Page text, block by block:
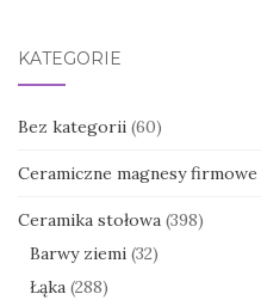
KATEGORIE
Bez kategorii (60)
Ceramiczne magnesy firmowe
Ceramika stołowa (398)
Barwy ziemi (32)
Łąka (288)